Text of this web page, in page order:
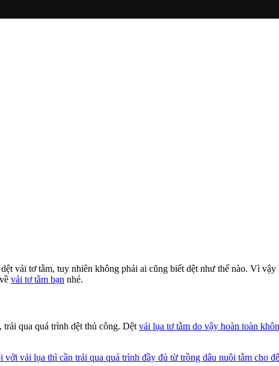
vải tơ tằm, tuy nhiên không phải ai cũng biết dệt như thế nào. Vì
vải tơ tằm bạn nhé.
qua quá trình dệt thủ công. Dệt vải lụa tơ tằm do vậy hoàn toàn
vải lụa thì cần trải qua quá trình đầy đủ từ trồng dâu nuôi tằm cho